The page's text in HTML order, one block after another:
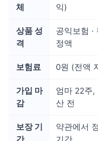
체
익)
상품 성
격
공익보험 ·
정액
보험료 0원 (전액
가입 마
감
엄마 22주,
산 전
보장 기
약관에서